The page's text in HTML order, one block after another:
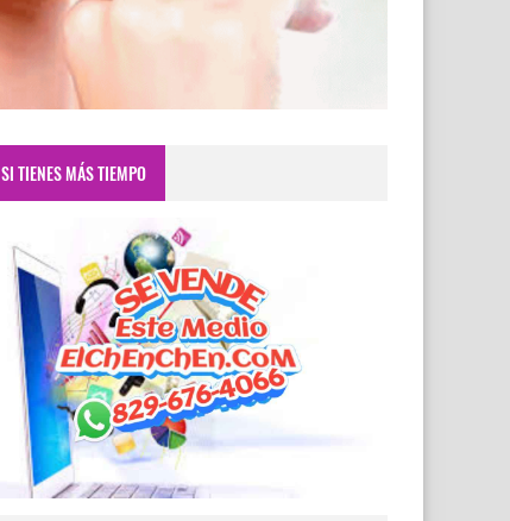
SI TIENES MÁS TIEMPO